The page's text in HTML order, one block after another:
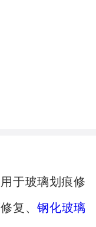
于玻璃划痕修
修复、钢化玻璃